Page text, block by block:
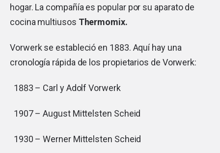
hogar. La compañía es popular por su aparato de
cocina multiusos Thermomix.
Vorwerk se estableció en 1883. Aquí hay una
cronología rápida de los propietarios de Vorwerk:
1883 – Carl y Adolf Vorwerk
1907 – August Mittelsten Scheid
1930 – Werner Mittelsten Scheid